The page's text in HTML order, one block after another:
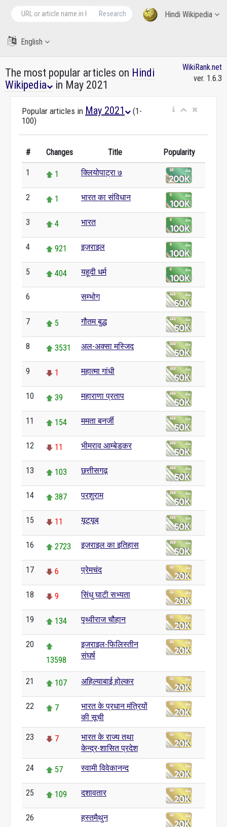
Hindi Wikipedia
Research
English
The most popular articles on Hindi
Wikipedia
in May 2021
WikiRank.net
ver. 1.6.3
Popular articles in May 2021
(1-
100)
# Changes Title Popularity
1 1 क्लियोपाट्रा ७
2 1 भारत का संविधान
3 4 भारत
4 921 इज़राइल
5 404 यहूदी धर्म
6 सम्भोग
7 5 गौतम बुद्ध
8 3531 अल-अक्सा मस्जिद
9 1 महात्मा गांधी
10 39 महाराणा प्रताप
11 154 ममता बनर्जी
12 11 भीमराव आम्बेडकर
13 103 छत्तीसगढ़
14 387 परशुराम
15 11 यूट्यूब
16 2723 इज़राइल का इतिहास
17 6 प्रेमचंद
18 9 सिंधु घाटी सभ्यता
19 134 पृथ्वीराज चौहान
20
13598
इजराइल-फिलिस्तीन
संघर्ष
21 107 अहिल्याबाई होल्कर
22 7
भारत के प्रधान मंत्रियों
की सूची
23 7
भारत के राज्य तथा
केन्द्र-शासित प्रदेश
24 57 स्वामी विवेकानन्द
25 109 दशावतार
26 हस्तमैथुन